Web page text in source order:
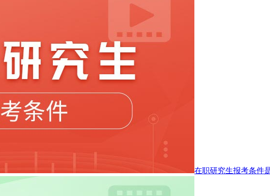
在职研究生报考条件